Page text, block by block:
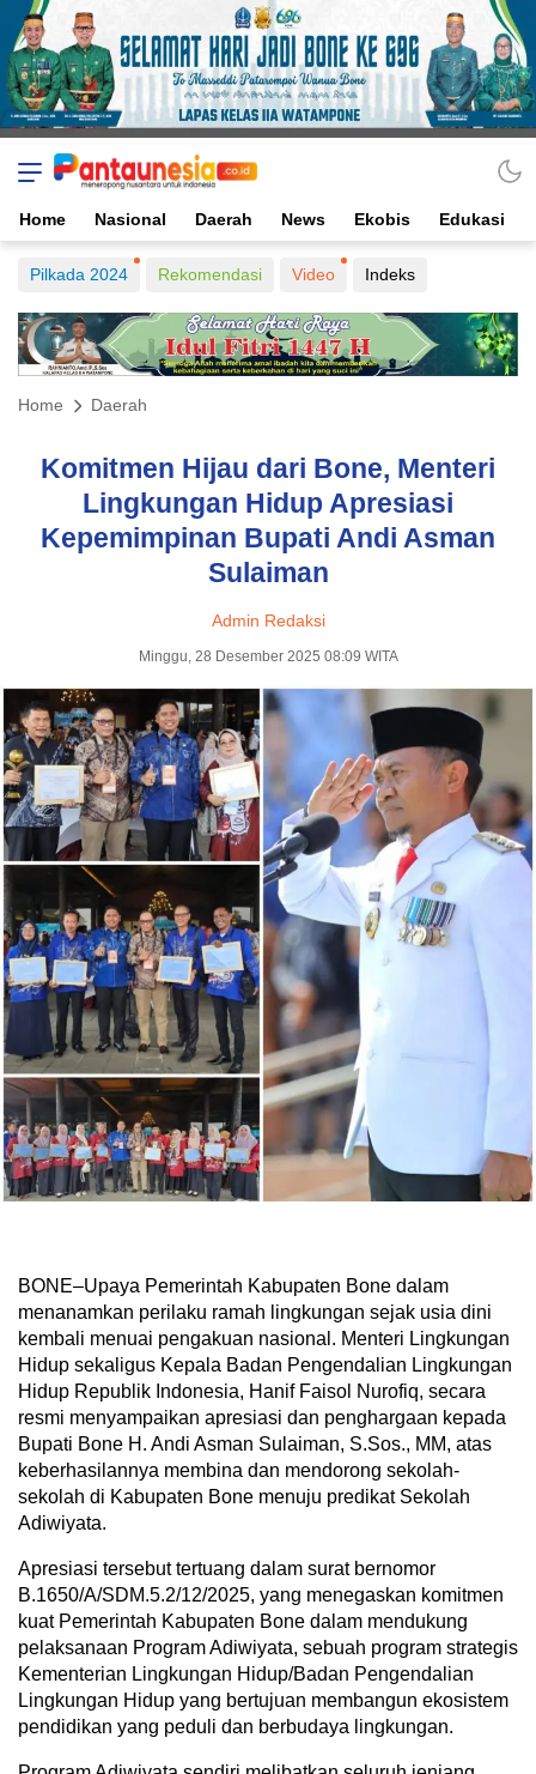
Home Nasional Daerah News Ekobis Edukasi
Pilkada 2024 Rekomendasi Video Indeks
Home Daerah
Komitmen Hijau dari Bone, Menteri
Lingkungan Hidup Apresiasi
Kepemimpinan Bupati Andi Asman
Sulaiman
Admin Redaksi
Minggu, 28 Desember 2025 08:09 WITA
BONE–Upaya Pemerintah Kabupaten Bone dalam
menanamkan perilaku ramah lingkungan sejak usia dini
kembali menuai pengakuan nasional. Menteri Lingkungan
Hidup sekaligus Kepala Badan Pengendalian Lingkungan
Hidup Republik Indonesia, Hanif Faisol Nurofiq, secara
resmi menyampaikan apresiasi dan penghargaan kepada
Bupati Bone H. Andi Asman Sulaiman, S.Sos., MM, atas
keberhasilannya membina dan mendorong sekolah-
sekolah di Kabupaten Bone menuju predikat Sekolah
Adiwiyata.
Apresiasi tersebut tertuang dalam surat bernomor
B.1650/A/SDM.5.2/12/2025, yang menegaskan komitmen
kuat Pemerintah Kabupaten Bone dalam mendukung
pelaksanaan Program Adiwiyata, sebuah program strategis
Kementerian Lingkungan Hidup/Badan Pengendalian
Lingkungan Hidup yang bertujuan membangun ekosistem
pendidikan yang peduli dan berbudaya lingkungan.